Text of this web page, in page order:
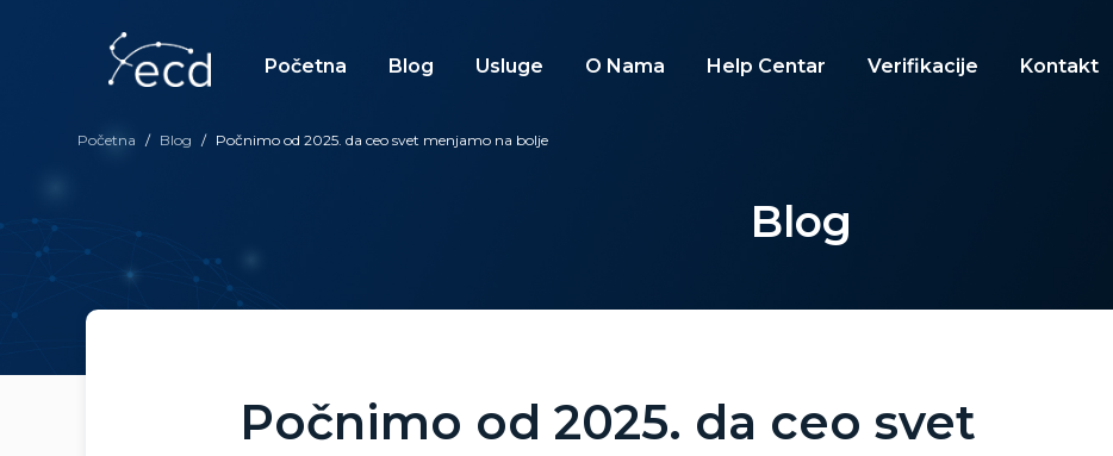
Početna Blog Usluge O Nama Help Centar Verifikacije Kontakt
Početna / Blog / Počnimo od 2025. da ceo svet menjamo na bolje
Blog
Počnimo od 2025. da ceo svet